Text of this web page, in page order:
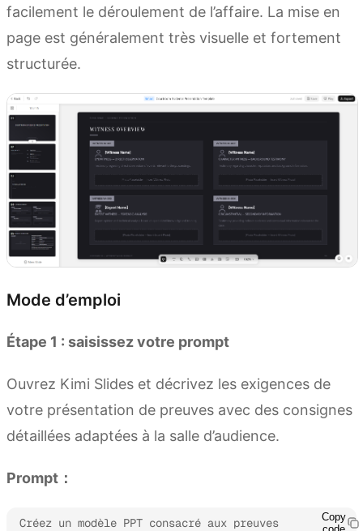
facilement le déroulement de l’affaire. La mise en
page est généralement très visuelle et fortement
structurée.
Mode d’emploi
Étape 1 : saisissez votre prompt
Ouvrez Kimi Slides et décrivez les exigences de
votre présentation de preuves avec des consignes
détaillées adaptées à la salle d’audience.
Prompt：
Créez un modèle PPT consacré aux preuves
Copy